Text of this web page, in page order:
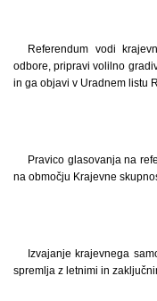
Referendum vodi
odbore, pripravi volilno
in ga objavi v Uradnem listu
Pravico glasovanja na
na območju Krajevne
Izvajanje krajevnega
spremlja z letnimi in